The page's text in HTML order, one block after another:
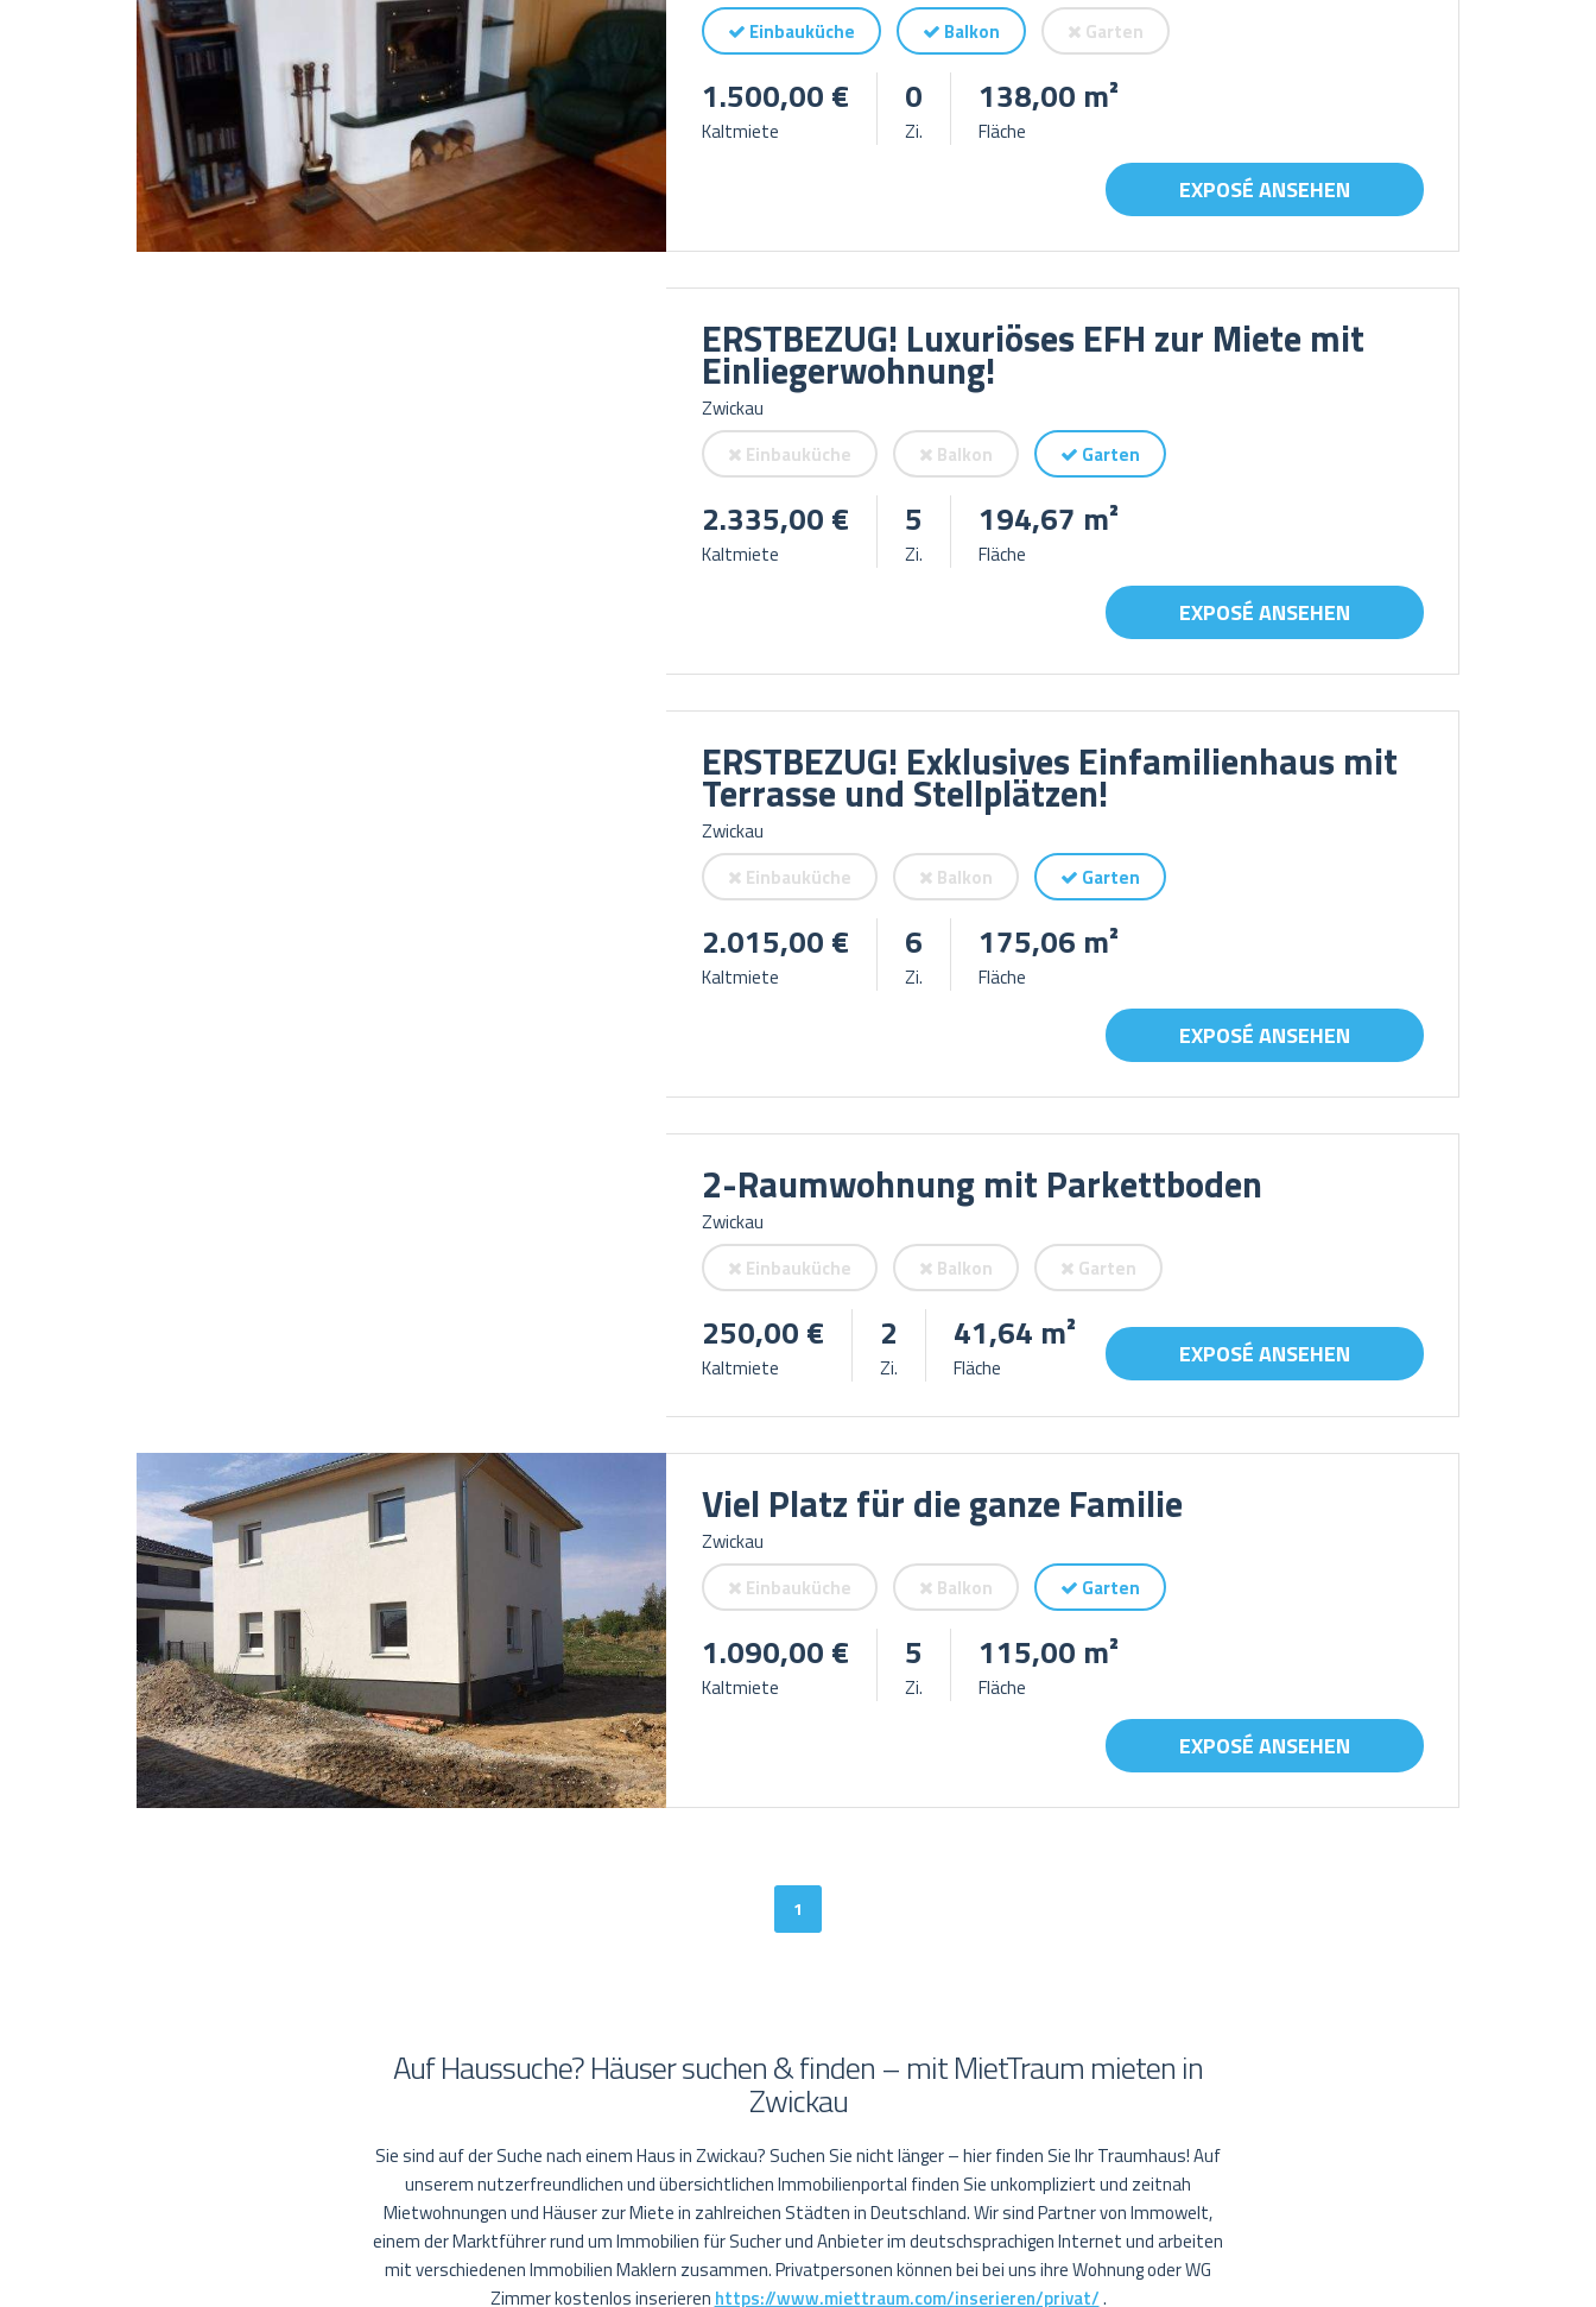
Einbauküche
Balkon Garten
1.500,00 €
Kaltmiete
0
Zi.
138,00 m²
Fläche
EXPOSÉ ANSEHEN
ERSTBEZUG! Luxuriöses EFH zur Miete mit
Einliegerwohnung!
Zwickau
Einbauküche
Balkon Garten
2.335,00 €
Kaltmiete
5
Zi.
194,67 m²
Fläche
EXPOSÉ ANSEHEN
ERSTBEZUG! Exklusives Einfamilienhaus mit
Terrasse und Stellplätzen!
Zwickau
Einbauküche
Balkon Garten
2.015,00 €
Kaltmiete
6
Zi.
175,06 m²
Fläche
EXPOSÉ ANSEHEN
2-Raumwohnung mit Parkettboden
Zwickau
Einbauküche
Balkon Garten
250,00 €
Kaltmiete
2
Zi.
41,64 m²
Fläche EXPOSÉ ANSEHEN
Viel Platz für die ganze Familie
Zwickau
Einbauküche
Balkon Garten
1.090,00 €
Kaltmiete
5
Zi.
115,00 m²
Fläche
EXPOSÉ ANSEHEN
1
Auf Haussuche? Häuser suchen & finden – mit MietTraum mieten in
Zwickau
Sie sind auf der Suche nach einem Haus in Zwickau? Suchen Sie nicht länger – hier finden Sie Ihr Traumhaus! Auf
unserem nutzerfreundlichen und übersichtlichen Immobilienportal finden Sie unkompliziert und zeitnah
Mietwohnungen und Häuser zur Miete in zahlreichen Städten in Deutschland. Wir sind Partner von Immowelt,
einem der Marktführer rund um Immobilien für Sucher und Anbieter im deutschsprachigen Internet und arbeiten
mit verschiedenen Immobilien Maklern zusammen. Privatpersonen können bei bei uns ihre Wohnung oder WG
Zimmer kostenlos inserieren https://www.miettraum.com/inserieren/privat/.